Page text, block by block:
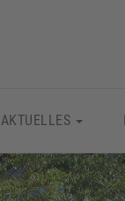
AKTUELLES